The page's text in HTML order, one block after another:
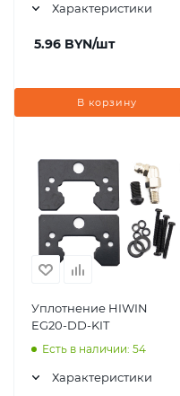
Характеристики
5.96 BYN/шт
В корзину
Уплотнение HIWIN
EG20-DD-KIT
Есть в наличии: 54
Характеристики